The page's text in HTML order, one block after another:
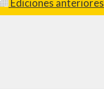
Ediciones anteriores